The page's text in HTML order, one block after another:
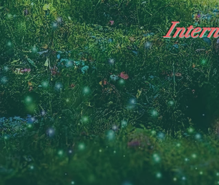
"The Heavens: